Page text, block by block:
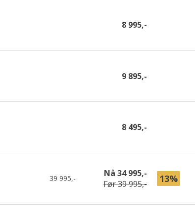
8 995,-
9 895,-
8 495,-
39 995,- Nå 34 995,-
Før39 995,- 13%